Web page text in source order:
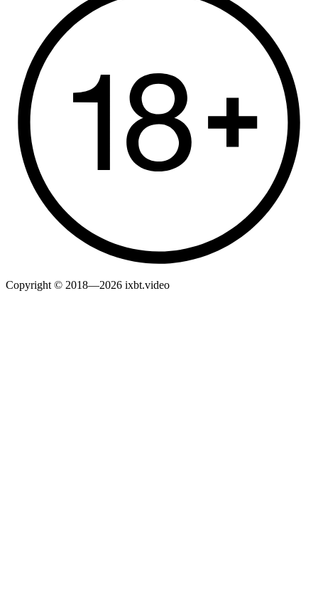
Copyright © 2018—2026 ixbt.video